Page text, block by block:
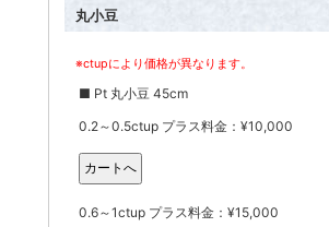
丸小豆
※ctupにより価格が異なります。
■ Pt 丸小豆 45cm
0.2～0.5ctup プラス料金：¥10,000
0.6～1ctup プラス料金：¥15,000